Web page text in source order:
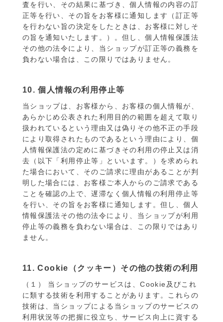
査を行い、その結果に基づき、個人情報の内容の訂
正等を行い、その旨をお客様に通知します（訂正等
を行わない旨の決定をしたときは、お客様に対しそ
の旨を通知いたします。）。但し、個人情報保護法
その他の法令により、当ショップが訂正等の義務を
負わない場合は、この限りではありません。
10. 個人情報の利用停止等
当ショップは、お客様から、お客様の個人情報が、
あらかじめ公表された利用目的の範囲を超えて取り
扱われているという理由又は偽りその他不正の手段
により取得されたものであるという理由により、個
人情報保護法の定めに基づきその利用の停止又は消
去（以下「利用停止等」といいます。）を求められ
た場合において、そのご請求に理由があることが判
明した場合には、お客様ご本人からのご請求である
ことを確認の上で、遅滞なく個人情報の利用停止等
を行い、その旨をお客様に通知します。但し、個人
情報保護法その他の法令により、当ショップが利用
停止等の義務を負わない場合は、この限りではあり
ません。
11. Cookie（クッキー）その他の技術の利用
（１） 当ショップのサービスは、Cookie及びこれ
に類する技術を利用することがあります。これらの
技術は、当ショップによる当ショップのサービスの
利用状況等の把握に役立ち、サービス向上に資する